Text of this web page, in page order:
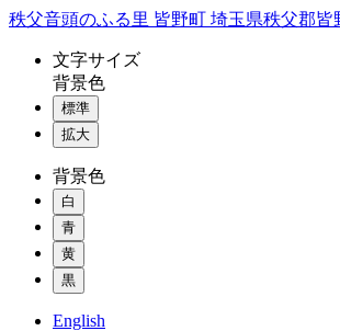
コ
秩父音頭のふる里 皆野町 埼玉県秩父郡皆
文字サイズ
背景色
標準
拡大
背景色
白
青
黄
黒
English